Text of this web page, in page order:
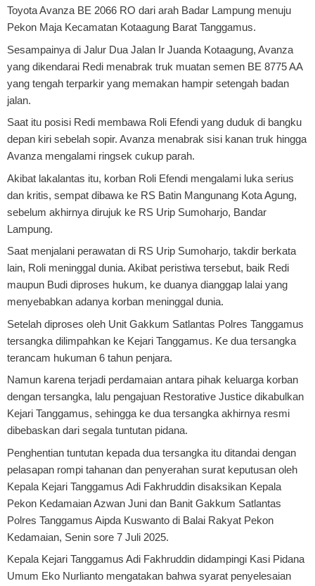
Toyota Avanza BE 2066 RO dari arah Badar Lampung menuju
Pekon Maja Kecamatan Kotaagung Barat Tanggamus.
Sesampainya di Jalur Dua Jalan Ir Juanda Kotaagung, Avanza
yang dikendarai Redi menabrak truk muatan semen BE 8775 AA
yang tengah terparkir yang memakan hampir setengah badan
jalan.
Saat itu posisi Redi membawa Roli Efendi yang duduk di bangku
depan kiri sebelah sopir. Avanza menabrak sisi kanan truk hingga
Avanza mengalami ringsek cukup parah.
Akibat lakalantas itu, korban Roli Efendi mengalami luka serius
dan kritis, sempat dibawa ke RS Batin Mangunang Kota Agung,
sebelum akhirnya dirujuk ke RS Urip Sumoharjo, Bandar
Lampung.
Saat menjalani perawatan di RS Urip Sumoharjo, takdir berkata
lain, Roli meninggal dunia. Akibat peristiwa tersebut, baik Redi
maupun Budi diproses hukum, ke duanya dianggap lalai yang
menyebabkan adanya korban meninggal dunia.
Setelah diproses oleh Unit Gakkum Satlantas Polres Tanggamus
tersangka dilimpahkan ke Kejari Tanggamus. Ke dua tersangka
terancam hukuman 6 tahun penjara.
Namun karena terjadi perdamaian antara pihak keluarga korban
dengan tersangka, lalu pengajuan Restorative Justice dikabulkan
Kejari Tanggamus, sehingga ke dua tersangka akhirnya resmi
dibebaskan dari segala tuntutan pidana.
Penghentian tuntutan kepada dua tersangka itu ditandai dengan
pelasapan rompi tahanan dan penyerahan surat keputusan oleh
Kepala Kejari Tanggamus Adi Fakhruddin disaksikan Kepala
Pekon Kedamaian Azwan Juni dan Banit Gakkum Satlantas
Polres Tanggamus Aipda Kuswanto di Balai Rakyat Pekon
Kedamaian, Senin sore 7 Juli 2025.
Kepala Kejari Tanggamus Adi Fakhruddin didampingi Kasi Pidana
Umum Eko Nurlianto mengatakan bahwa syarat penyelesaian